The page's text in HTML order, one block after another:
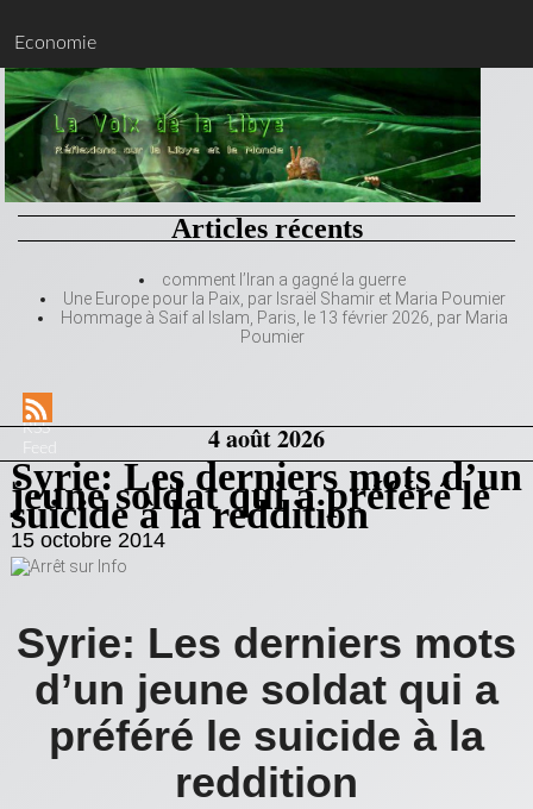
Economie
Articles récents
comment l’Iran a gagné la guerre
Une Europe pour la Paix, par Israël Shamir et Maria Poumier
Hommage à Saif al Islam, Paris, le 13 février 2026, par Maria
Poumier
RSS
4 août 2026
Syrie: Les derniers mots d’un
jeune soldat qui a préféré le
suicide à la reddition
15 octobre 2014
Syrie: Les derniers mots
d’un jeune soldat qui a
préféré le suicide à la
reddition